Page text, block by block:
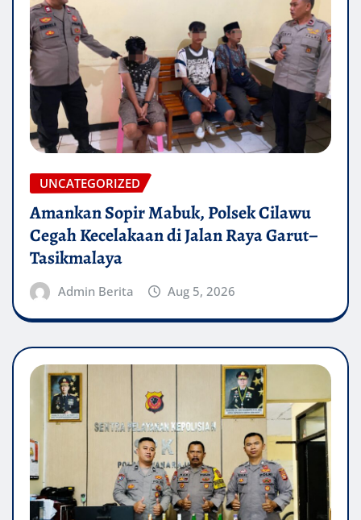
UNCATEGORIZED
Amankan Sopir Mabuk, Polsek Cilawu
Cegah Kecelakaan di Jalan Raya Garut–
Tasikmalaya
Admin Berita Aug 5, 2026